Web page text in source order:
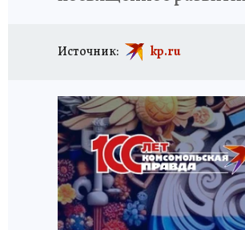
Источник: kp.ru